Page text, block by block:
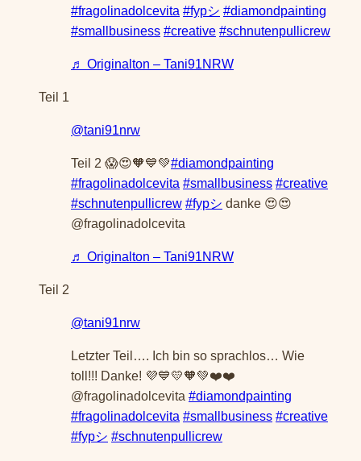
#fragolinadolcevita #fypシ #diamondpainting
#smallbusiness #creative #schnutenpullicrew
♬ Originalton – Tani91NRW
Teil 1
@tani91nrw
Teil 2 😱😍🧡💙💚#diamondpainting
#fragolinadolcevita #smallbusiness #creative
#schnutenpullicrew #fypシ danke 😍😍
@fragolinadolcevita
♬ Originalton – Tani91NRW
Teil 2
@tani91nrw
Letzter Teil…. Ich bin so sprachlos… Wie
toll!!! Danke! 💜💙💛🧡💚❤️❤️
@fragolinadolcevita #diamondpainting
#fragolinadolcevita #smallbusiness #creative
#fypシ #schnutenpullicrew